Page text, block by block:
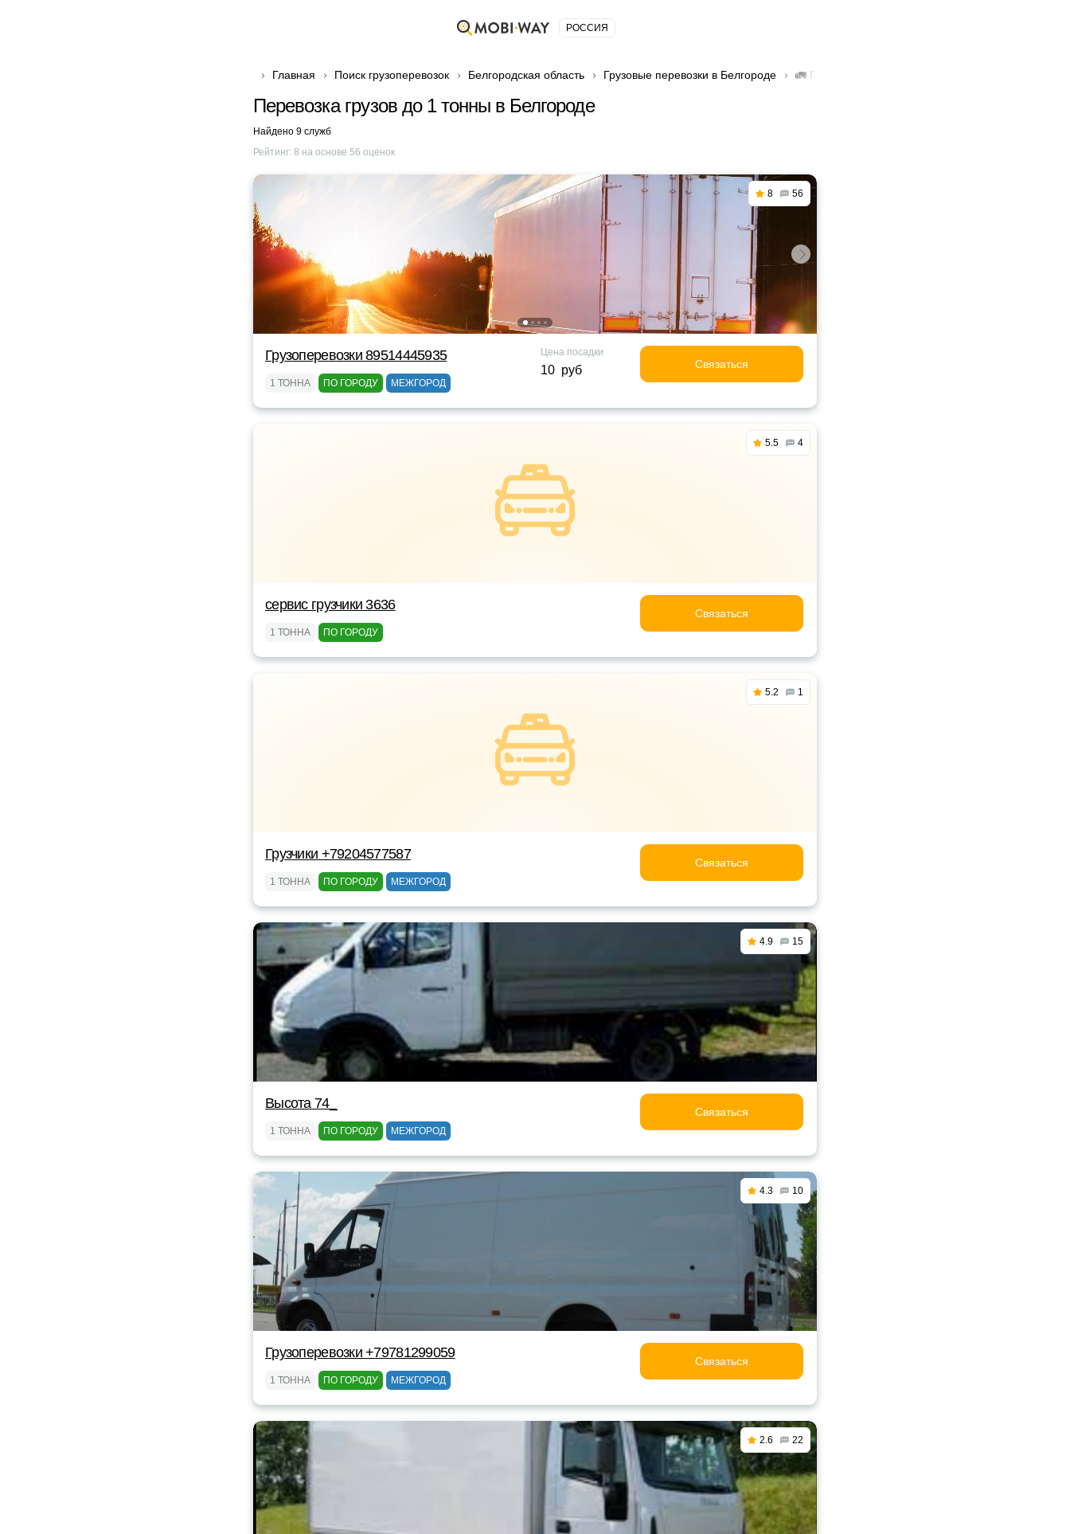
РОССИЯ
Главная Поиск грузоперевозок Белгородская область Грузовые перевозки в Белгороде 🚛 Перевозка грузов до 1 тонны в Белгороде
Перевозка грузов до 1 тонны в Белгороде
Найдено 9 служб
Рейтинг: 8 на основе 56 оценок
8 56
Грузоперевозки 89514445935
1 ТОННА ПО ГОРОДУ МЕЖГОРОД
Цена посадки
10 руб Связаться
5.5 4
сервис грузчики 3636
1 ТОННА ПО ГОРОДУ
Связаться
5.2 1
Грузчики +79204577587
1 ТОННА ПО ГОРОДУ МЕЖГОРОД
Связаться
4.9 15
Высота 74_
1 ТОННА ПО ГОРОДУ МЕЖГОРОД
Связаться
4.3 10
Грузоперевозки +79781299059
1 ТОННА ПО ГОРОДУ МЕЖГОРОД
Связаться
2.6 22